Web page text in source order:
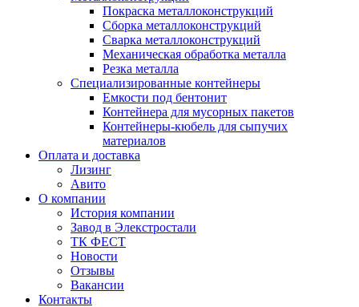
Покраска металлоконструкций
Сборка металлоконструкций
Сварка металлоконструкций
Механическая обработка металла
Резка металла
Специализированные контейнеры
Емкости под бентонит
Контейнера для мусорных пакетов
Контейнеры-кюбель для сыпучих
материалов
Оплата и доставка
Лизинг
Авито
О компании
История компании
Завод в Элекстростали
ТК ФЕСТ
Новости
Отзывы
Вакансии
Контакты